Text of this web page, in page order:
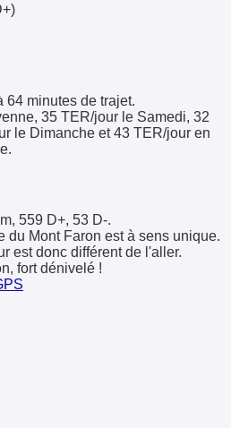
64 minutes de trajet.
35 TER/jour le Samedi, 32
le Dimanche et 43 TER/jour en
559 D+, 53 D-.
du Mont Faron est à sens unique.
est donc différent de l'aller.
fort dénivelé !